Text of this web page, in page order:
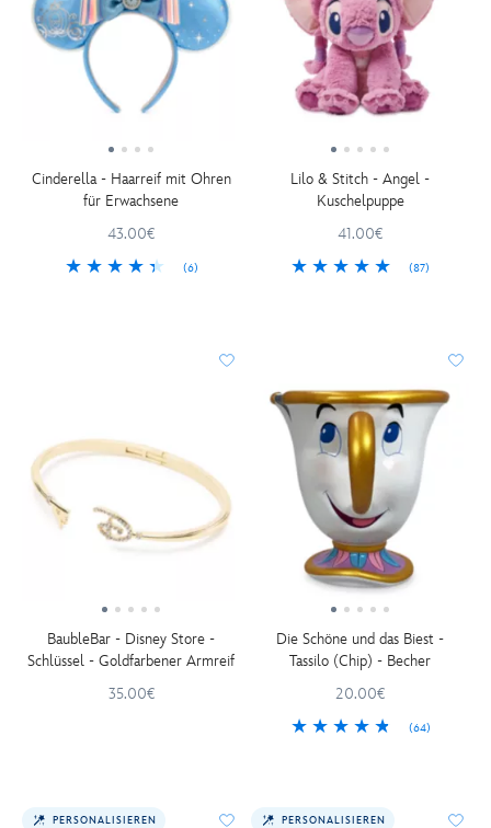
Cinderella - Haarreif mit Ohren
für Erwachsene
43.00€
(6)
Lilo & Stitch - Angel -
Kuschelpuppe
41.00€
(87)
BaubleBar - Disney Store -
Schlüssel - Goldfarbener Armreif
35.00€
Die Schöne und das Biest -
Tassilo (Chip) - Becher
20.00€
(64)
PERSONALISIEREN PERSONALISIEREN